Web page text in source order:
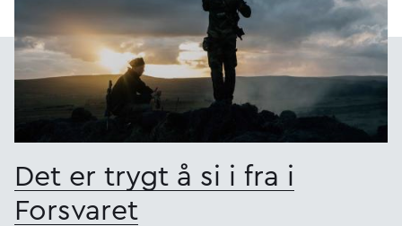
Det er trygt å si i fra i
Forsvaret